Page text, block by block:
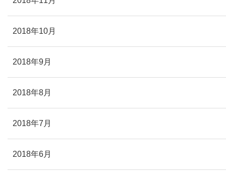
2018年10月
2018年9月
2018年8月
2018年7月
2018年6月